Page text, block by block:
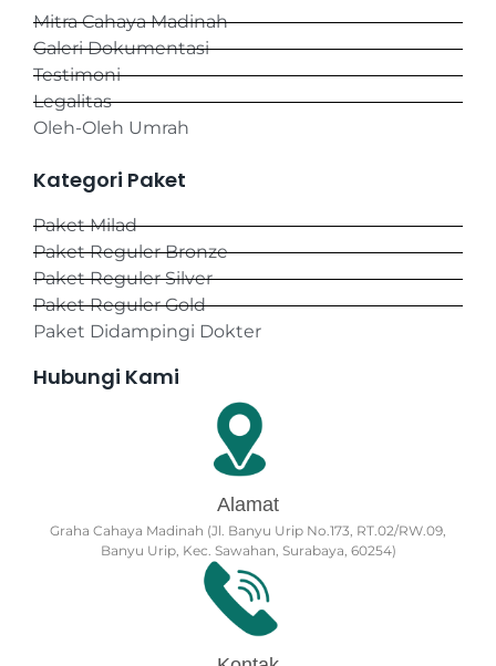
Mitra Cahaya Madinah
Galeri Dokumentasi
Testimoni
Legalitas
Oleh-Oleh Umrah
Kategori Paket
Paket Milad
Paket Reguler Bronze
Paket Reguler Silver
Paket Reguler Gold
Paket Didampingi Dokter
Hubungi Kami
Alamat
Graha Cahaya Madinah (Jl. Banyu Urip No.173, RT.02/RW.09,
Banyu Urip, Kec. Sawahan, Surabaya, 60254)